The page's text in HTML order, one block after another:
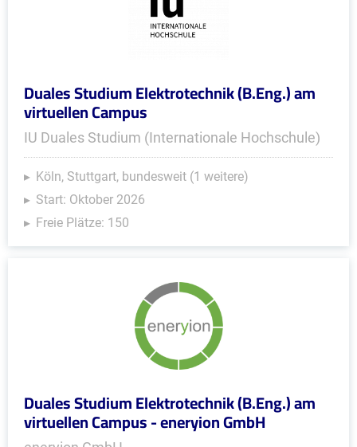
Duales Studium Elektrotechnik (B.Eng.) am
virtuellen Campus
IU Duales Studium (Internationale Hochschule)
Köln, Stuttgart, bundesweit (1 weitere)
Start: Oktober 2026
Freie Plätze: 150
Duales Studium Elektrotechnik (B.Eng.) am
virtuellen Campus - eneryion GmbH